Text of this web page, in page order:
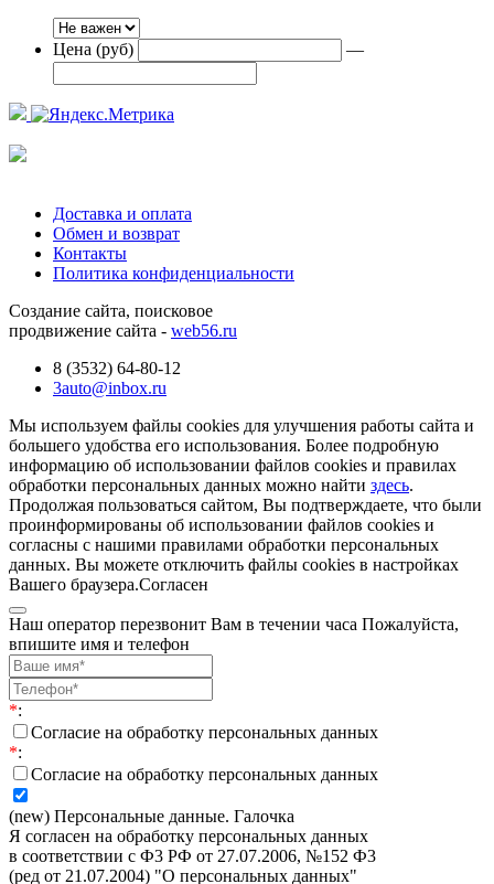
Цена (руб) —
Доставка и оплата
Обмен и возврат
Контакты
Политика конфиденциальности
Создание сайта, поисковое
продвижение сайта - web56.ru
8 (3532) 64-80-12
3auto@inbox.ru
Мы используем файлы cookies для улучшения работы сайта и
большего удобства его использования. Более подробную
информацию об использовании файлов cookies и правилах
обработки персональных данных можно найти здесь.
Продолжая пользоваться сайтом, Вы подтверждаете, что были
проинформированы об использовании файлов cookies и
согласны с нашими правилами обработки персональных
данных. Вы можете отключить файлы cookies в настройках
Вашего браузера.Согласен
Наш оператор перезвонит Вам в течении часа Пожалуйста,
впишите имя и телефон
*:
Согласие на обработку персональных данных
*:
Согласие на обработку персональных данных
(new) Персональные данные. Галочка
Я согласен на обработку персональных данных
в соответствии с Ф3 РФ от 27.07.2006, №152 Ф3
(ред от 21.07.2004) "О персональных данных"